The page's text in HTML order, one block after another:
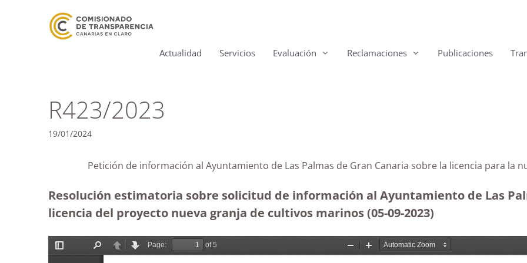
Actualidad Servicios Evaluación Reclamaciones Publicaciones
R423/2023
19/01/2024
Petición de información al Ayuntamiento de Las Palmas de Gran Canaria sobre la licencia
Resolución estimatoria sobre solicitud de información al Ayuntamiento de Las
licencia del proyecto nueva granja de cultivos marinos (05-09-2023)